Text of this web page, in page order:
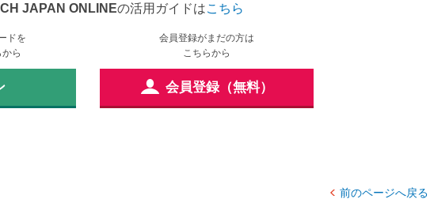
JAPAN ONLINEの活用ガイドはこちら
ドを
ら
会員登録がまだの方は
こちらから
会員登録（無料）
前のページへ戻る